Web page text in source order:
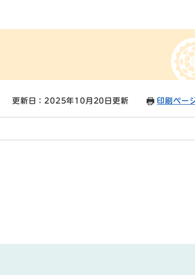
更新日：2025年10月20日更新 印刷ペー